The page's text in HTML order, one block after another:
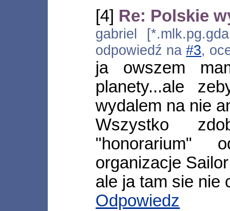
[4] Re: Polskie
gabriel
odpowiedź na#3,
ja owszem
planety...ale
wydalem na nie
Wszystko
organizacje
ale ja tam sie nie
Odpowiedz